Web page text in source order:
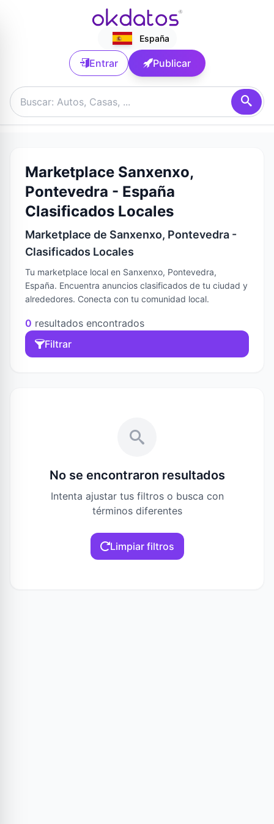
España
Entrar Publicar
Marketplace Sanxenxo,
Pontevedra - España
Clasificados Locales
Marketplace de Sanxenxo, Pontevedra -
Clasificados Locales
Tu marketplace local en Sanxenxo, Pontevedra,
España. Encuentra anuncios clasificados de tu ciudad y
alrededores. Conecta con tu comunidad local.
0 resultados encontrados
Filtrar
No se encontraron resultados
Intenta ajustar tus filtros o busca con
términos diferentes
Limpiar filtros